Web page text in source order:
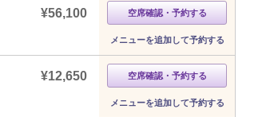
¥56,100 空席確認・予約する
メニューを追加して予約する
¥12,650 空席確認・予約する
メニューを追加して予約する